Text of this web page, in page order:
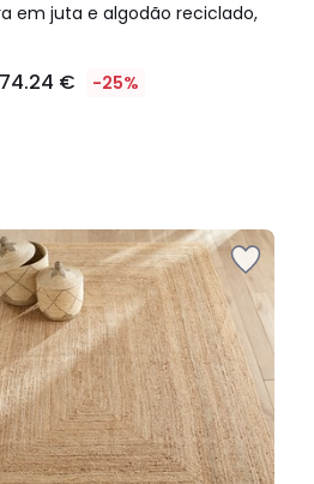
em juta e algodão reciclado,
74.24 € -25%